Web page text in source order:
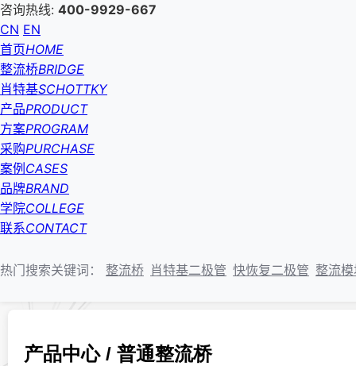
咨询热线: 400-9929-667
CN EN
首页HOME
整流桥BRIDGE
肖特基SCHOTTKY
产品PRODUCT
方案PROGRAM
采购PURCHASE
案例 CASES
品牌BRAND
学院COLLEGE
联系CONTACT
热门搜索关键词： 整流桥 肖特基二极管 快恢复二极管 整流